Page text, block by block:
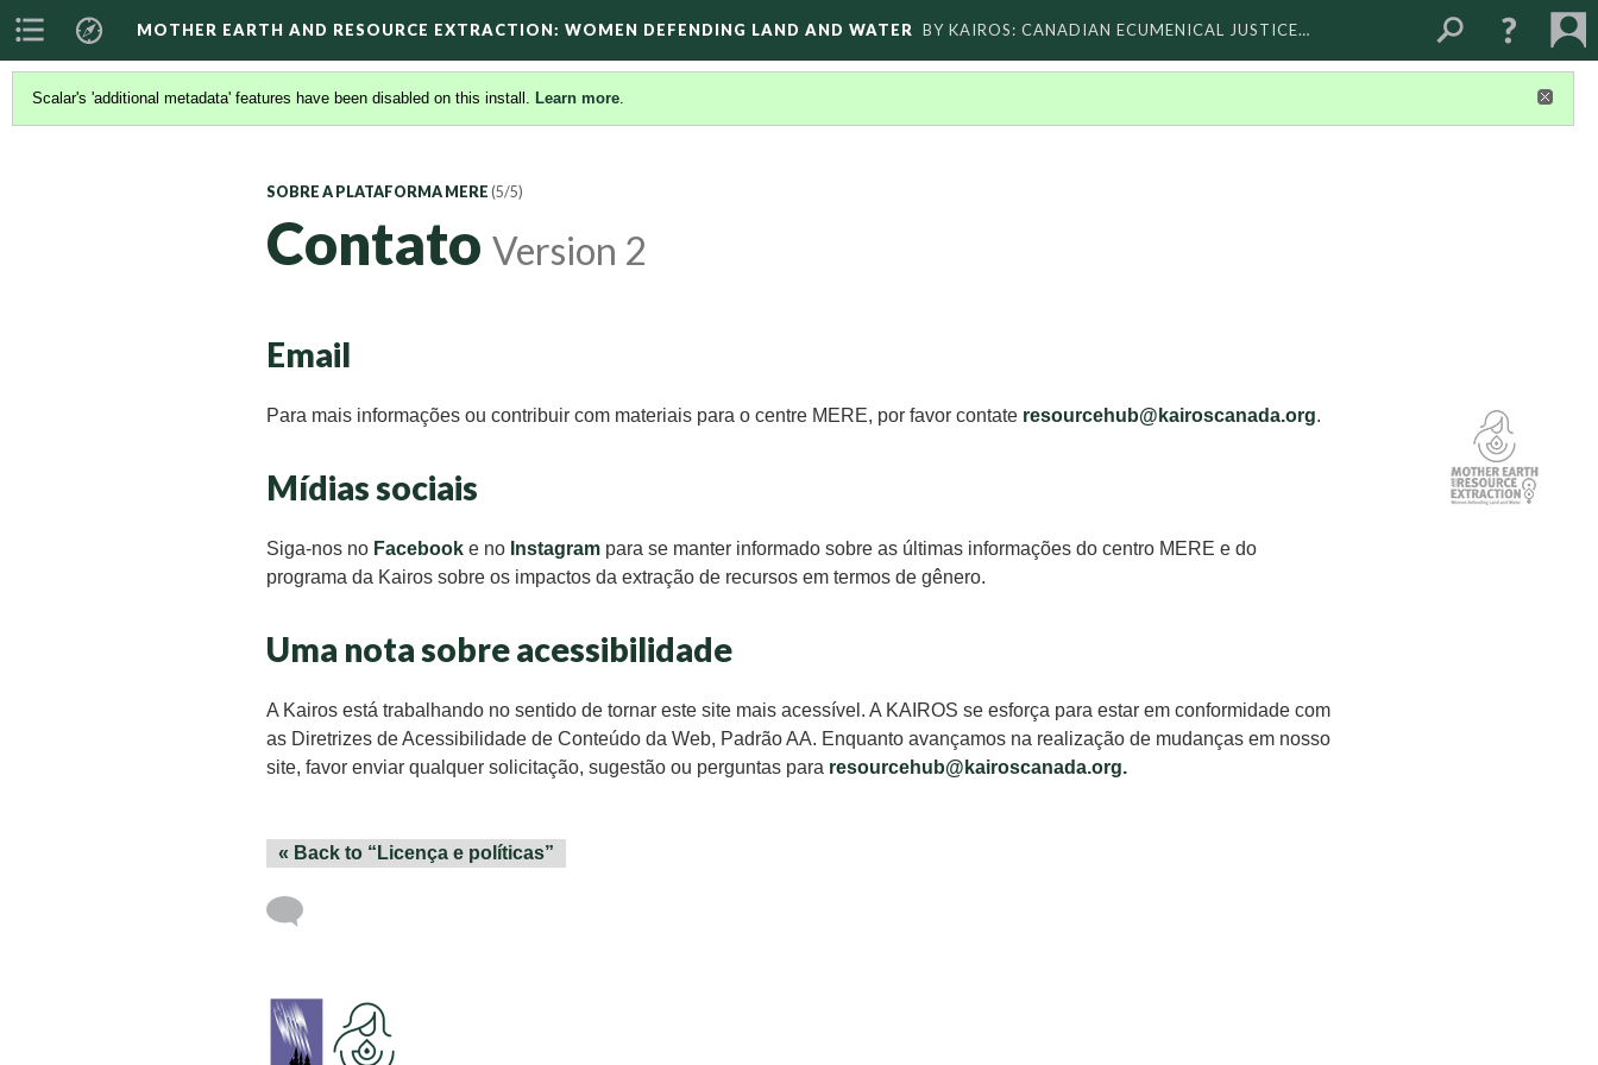
MOTHER EARTH AND RESOURCE EXTRACTION: WOMEN DEFENDING LAND AND WATER BY KAIROS: CANADIAN ECUMENICAL JUSTICE…
Scalar's 'additional metadata' features have been disabled on this install. Learn more.
SOBRE A PLATAFORMA MERE (5/5)
Contato Version 2
Email
Para mais informações ou contribuir com materiais para o centre MERE, por favor contate resourcehub@kairoscanada.org.
Mídias sociais
Siga-nos no Facebook e no Instagram para se manter informado sobre as últimas informações do centro MERE e do
programa da Kairos sobre os impactos da extração de recursos em termos de gênero.
Uma nota sobre acessibilidade
A Kairos está trabalhando no sentido de tornar este site mais acessível. A KAIROS se esforça para estar em conformidade com
as Diretrizes de Acessibilidade de Conteúdo da Web, Padrão AA. Enquanto avançamos na realização de mudanças em nosso
site, favor enviar qualquer solicitação, sugestão ou perguntas para resourcehub@kairoscanada.org.
« Back to “Licença e políticas”